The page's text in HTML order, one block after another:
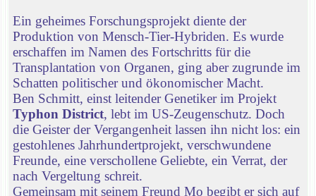
Ein geheimes Forschungsprojekt diente der
Produktion von Mensch-Tier-Hybriden. Es wurde
erschaffen im Namen des Fortschritts für die
Transplantation von Organen, ging aber zugrunde im
Schatten politischer und ökonomischer Macht.
Ben Schmitt, einst leitender Genetiker im Projekt
Typhon District, lebt im US-Zeugenschutz. Doch
die Geister der Vergangenheit lassen ihn nicht los: ein
gestohlenes Jahrhundertprojekt, verschwundene
Freunde, eine verschollene Geliebte, ein Verrat, der
nach Vergeltung schreit.
Gemeinsam mit seinem Freund Mo begibt er sich auf